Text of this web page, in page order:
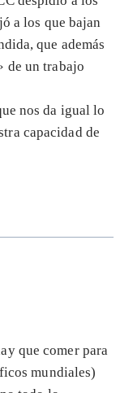
a los que bajan
que además
de un trabajo
nos da igual lo
capacidad de
que comer para
mundiales)